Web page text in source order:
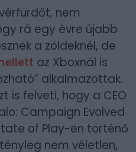
nem
rá egy évre újabb
a zöldeknél, de
az Xboxnál is
alkalmazottak.
is felveti, hogy a CEO
Campaign Evolved
of Play-en történő
nem véletlen,